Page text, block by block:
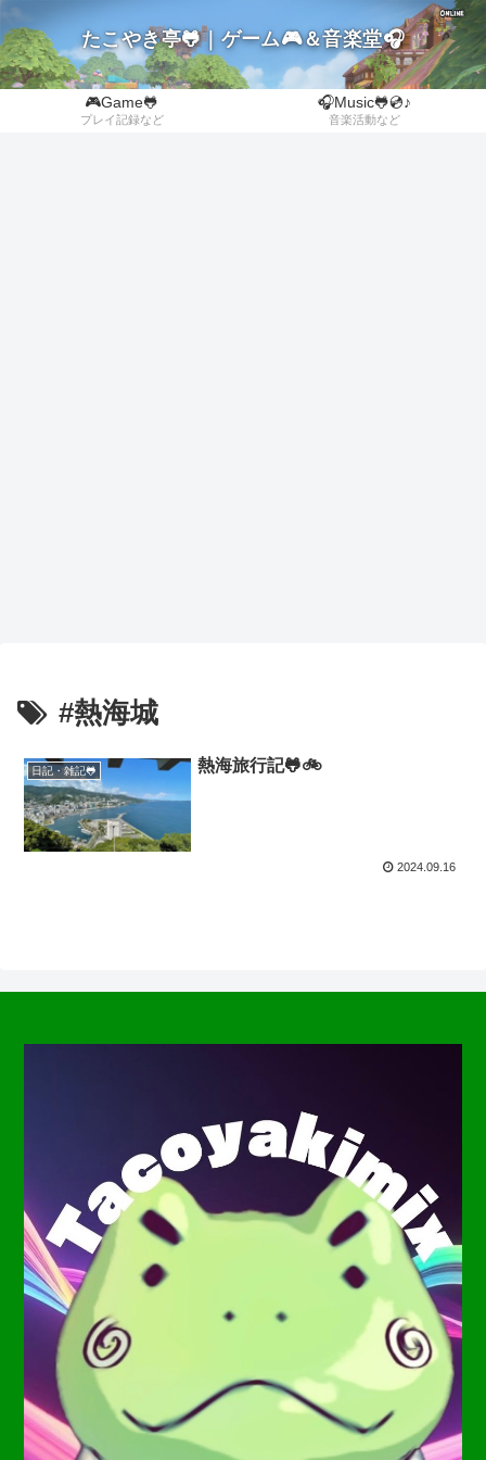
たこやき亭🐸｜ゲーム🎮＆音楽堂🎧
🎮Game🐸
プレイ記録など
🎧Music🐸💿♪
音楽活動など
#熱海城
日記・雑記🐸 熱海旅行記🐸🚲
2024.09.16